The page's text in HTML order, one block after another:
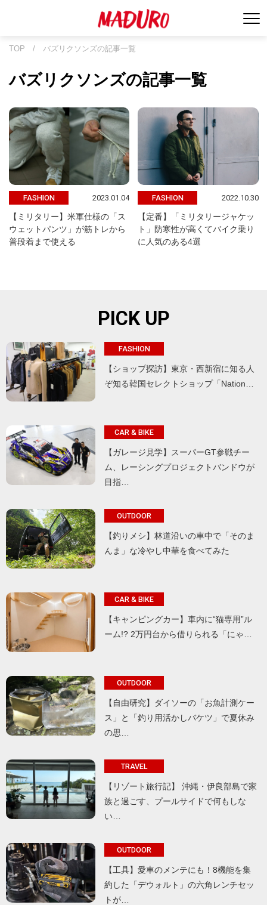
TOP / バズリクソンズの記事一覧
バズリクソンズの記事一覧
FASHION 2023.01.04
【ミリタリー】米軍仕様の「ス
ウェットパンツ」が筋トレから
普段着まで使える
FASHION 2022.10.30
【定番】「ミリタリージャケッ
ト」防寒性が高くてバイク乗り
に人気のある4選
PICK UP
FASHION
【ショップ探訪】東京・西新宿に知る人
ぞ知る韓国セレクトショップ「Nation…
CAR & BIKE
【ガレージ見学】スーパーGT参戦チー
ム、レーシングプロジェクトバンドウが
目指…
OUTDOOR
【釣りメシ】林道沿いの車中で「そのま
んま」な冷やし中華を食べてみた
CAR & BIKE
【キャンピングカー】車内に“猫専用”ル
ーム!? 2万円台から借りられる「にゃ…
OUTDOOR
【自由研究】ダイソーの「お魚計測ケー
ス」と「釣り用活かしバケツ」で夏休み
の思…
TRAVEL
【リゾート旅行記】 沖縄・伊良部島で家
族と過ごす、プールサイドで何もしな
い…
OUTDOOR
【工具】愛車のメンテにも！8機能を集
約した「デウォルト」の六角レンチセッ
トが…